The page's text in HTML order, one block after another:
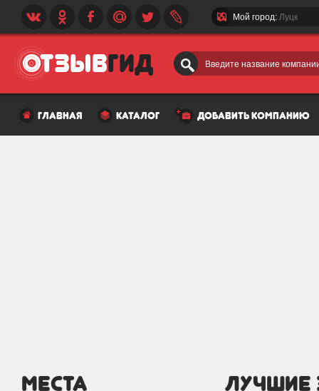
Введите название
Мой город: Луцк
главная каталог добавить компанию
МЕСТА лучшие